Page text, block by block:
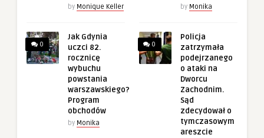
by Monique Keller
0
Jak Gdynia
uczci 82.
rocznicę
wybuchu
powstania
warszawskiego?
Program
obchodów
by Monika
by Monika
0
Policja
zatrzymała
podejrzanego
o ataki na
Dworcu
Zachodnim.
Sąd
zdecydował o
tymczasowym
areszcie